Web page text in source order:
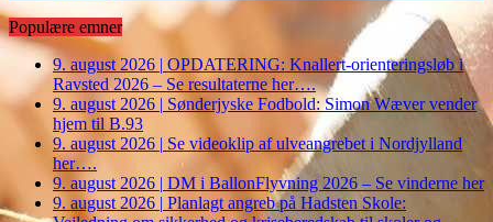
Populære emner
9. august 2026 | OPDATERING: Knallert-orienteringsløb i
Ravsted 2026 – Se resultaterne her….
9. august 2026 | Sønderjyske Fodbold: Simon Wæver vender
hjem til B.93
9. august 2026 | Se videoklip af ulveangrebet i Nordjylland
her….
9. august 2026 | DM i BallonFlyvning 2026 – Se vinderne her
9. august 2026 | Planlagt angreb på Hadsten Skole: